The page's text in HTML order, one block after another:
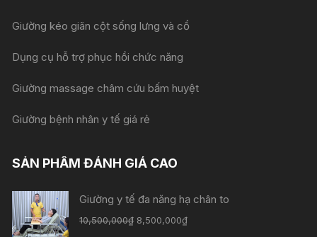
Giường kéo giãn cột sống lưng và cổ
Dụng cụ hỗ trợ phục hồi chức năng
Giường massage châm cứu bấm huyệt
Giường bệnh nhân y tế giá rẻ
SẢN PHẨM ĐÁNH GIÁ CAO
Giường y tế đa năng hạ chân to
10,500,000₫ 8,500,000₫